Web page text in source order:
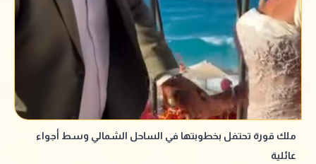
ملك قورة تحتفل بخطوبتها في الساحل الشمالي وسط أجواء
عائلية